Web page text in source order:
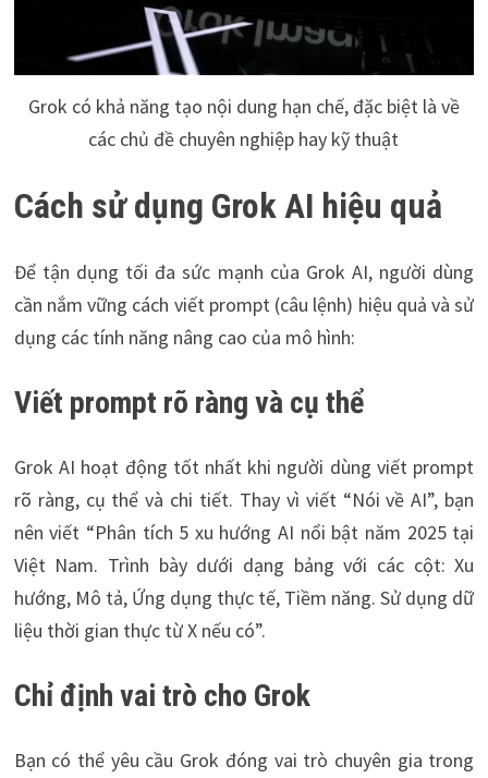
Grok có khả năng tạo nội dung hạn chế, đặc biệt là về
các chủ đề chuyên nghiệp hay kỹ thuật
Cách sử dụng Grok AI hiệu quả
Để tận dụng tối đa sức mạnh của Grok AI, người dùng
cần nắm vững cách viết prompt (câu lệnh) hiệu quả và sử
dụng các tính năng nâng cao của mô hình:
Viết prompt rõ ràng và cụ thể
Grok AI hoạt động tốt nhất khi người dùng viết prompt
rõ ràng, cụ thể và chi tiết. Thay vì viết “Nói về AI”, bạn
nên viết “Phân tích 5 xu hướng AI nổi bật năm 2025 tại
Việt Nam. Trình bày dưới dạng bảng với các cột: Xu
hướng, Mô tả, Ứng dụng thực tế, Tiềm năng. Sử dụng dữ
liệu thời gian thực từ X nếu có”.
Chỉ định vai trò cho Grok
Bạn có thể yêu cầu Grok đóng vai trò chuyên gia trong